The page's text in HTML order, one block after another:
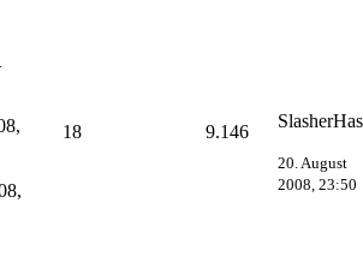
18 9.146
20. August
2008, 23:50